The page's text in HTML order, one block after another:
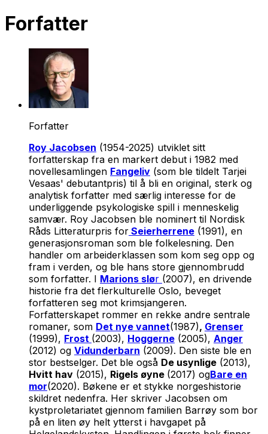
Forfatter
Forfatter
Roy Jacobsen (1954-2025) utviklet sitt
forfatterskap fra en markert debut i 1982 med
novellesamlingen Fangeliv (som ble tildelt Tarjei
Vesaas' debutantpris) til å bli en original, sterk og
analytisk forfatter med særlig interesse for de
underliggende psykologiske spill i menneskelig
samvær. Roy Jacobsen ble nominert til Nordisk
Råds Litteraturpris for Seierherrene (1991), en
generasjonsroman som ble folkelesning. Den
handler om arbeiderklassen som kom seg opp og
fram i verden, og ble hans store gjennombrudd
som forfatter. I Marions slør (2007), en drivende
historie fra det flerkulturelle Oslo, beveget
forfatteren seg mot krimsjangeren.
Forfatterskapet rommer en rekke andre sentrale
romaner, som Det nye vannet(1987), Grenser
(1999), Frost (2003), Hoggerne (2005), Anger
(2012) og Vidunderbarn (2009). Den siste ble en
stor bestselger. Det ble også De usynlige (2013),
Hvitt hav (2015), Rigels øyne (2017) ogBare en
mor(2020). Bøkene er et stykke norgeshistorie
skildret nedenfra. Her skriver Jacobsen om
kystproletariatet gjennom familien Barrøy som bor
på en liten øy helt ytterst i havgapet på